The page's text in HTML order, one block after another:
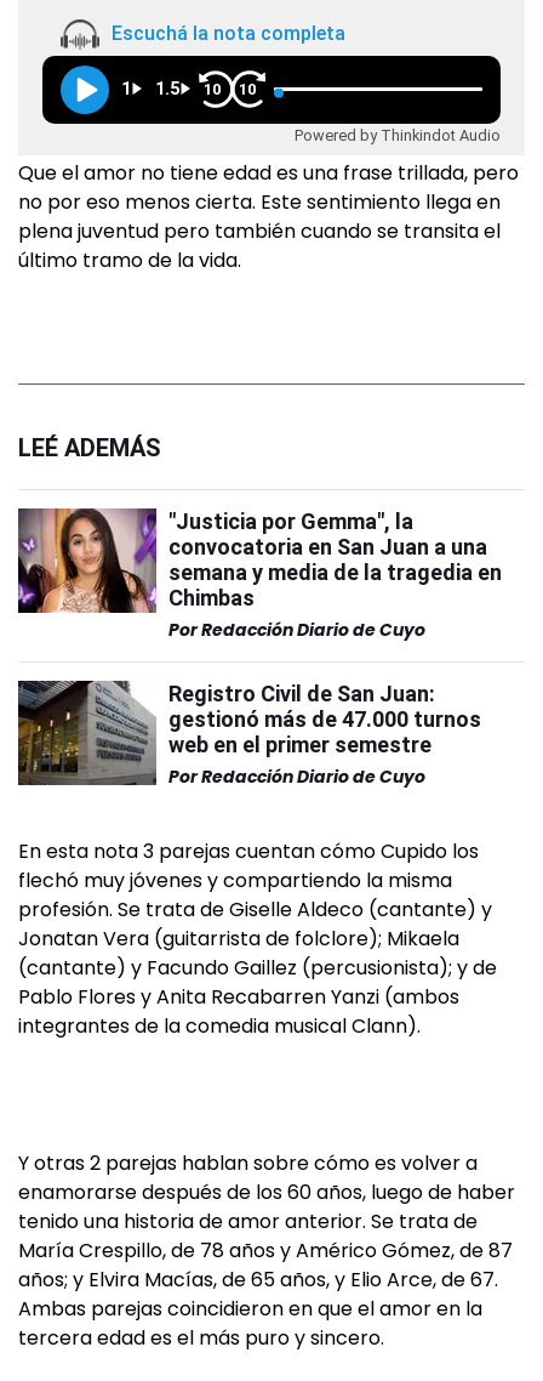
Escuchá la nota completa
1 1.5 10 10
Powered by Thinkindot Audio
Que el amor no tiene edad es una frase trillada, pero
no por eso menos cierta. Este sentimiento llega en
plena juventud pero también cuando se transita el
último tramo de la vida.
LEÉ ADEMÁS
"Justicia por Gemma", la
convocatoria en San Juan a una
semana y media de la tragedia en
Chimbas
PorRedacción Diario de Cuyo
Registro Civil de San Juan:
gestionó más de 47.000 turnos
web en el primer semestre
PorRedacción Diario de Cuyo
En esta nota 3 parejas cuentan cómo Cupido los
flechó muy jóvenes y compartiendo la misma
profesión. Se trata de Giselle Aldeco (cantante) y
Jonatan Vera (guitarrista de folclore); Mikaela
(cantante) y Facundo Gaillez (percusionista); y de
Pablo Flores y Anita Recabarren Yanzi (ambos
integrantes de la comedia musical Clann).
Y otras 2 parejas hablan sobre cómo es volver a
enamorarse después de los 60 años, luego de haber
tenido una historia de amor anterior. Se trata de
María Crespillo, de 78 años y Américo Gómez, de 87
años; y Elvira Macías, de 65 años, y Elio Arce, de 67.
Ambas parejas coincidieron en que el amor en la
tercera edad es el más puro y sincero.